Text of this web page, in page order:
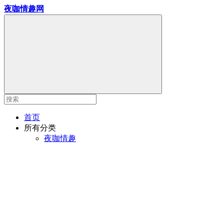
夜咖情趣网
首页
所有分类
夜咖情趣